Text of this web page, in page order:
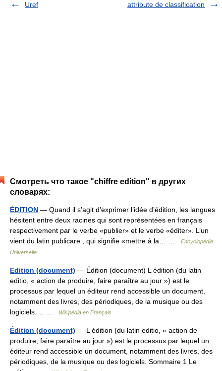
Uref
attribute de classification
Смотреть что такое "chiffre edition" в других
словарях:
ÉDITION — Quand il s’agit d’exprimer l’idée d’édition, les langues
hésitent entre deux racines qui sont représentées en français
respectivement par le verbe «publier» et le verbe «éditer». L’un
vient du latin publicare , qui signifie «mettre à la… …
Encyclopédie
Universelle
Edition (document) — Édition (document) L édition (du latin
editio, « action de produire, faire paraître au jour ») est le
processus par lequel un éditeur rend accessible un document,
notamment des livres, des périodiques, de la musique ou des
logiciels.… …
Wikipédia en Français
Édition (document) — L édition (du latin editio, « action de
produire, faire paraître au jour ») est le processus par lequel un
éditeur rend accessible un document, notamment des livres, des
périodiques, de la musique ou des logiciels. Sommaire 1 Le